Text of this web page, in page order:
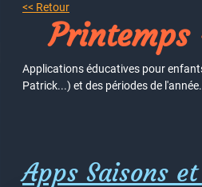
<< Retour
Printemps
Applications éducatives pour
Patrick...) et des périodes de l'année.
Apps Saisons